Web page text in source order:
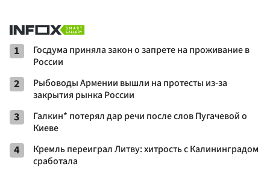
1
Госдума приняла закон о запрете на проживание в
России
2
Рыбоводы Армении вышли на протесты из-за
закрытия рынка России
3
Галкин* потерял дар речи после слов Пугачевой о
Киеве
4
Кремль переиграл Литву: хитрость с Калининградом
сработала